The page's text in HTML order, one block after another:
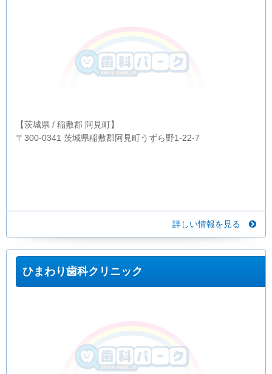
【茨城県 / 稲敷郡 阿見町】
〒300-0341 茨城県稲敷郡阿見町うずら野1-22-7
詳しい情報を見る
ひまわり歯科クリニック